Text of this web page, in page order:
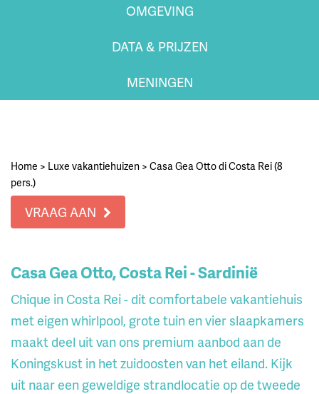
OMGEVING
DATA & PRIJZEN
MENINGEN
Home > Luxe vakantiehuizen > Casa Gea Otto di Costa Rei (8
pers.)
VRAAG AAN
Casa Gea Otto, Costa Rei - Sardinië
Chique in Costa Rei - dit comfortabele vakantiehuis
met eigen whirlpool, grote tuin en vier slaapkamers
maakt deel uit van ons premium aanbod aan de
Koningskust in het zuidoosten van het eiland. Kijk
uit naar een geweldige strandlocatie op de tweede